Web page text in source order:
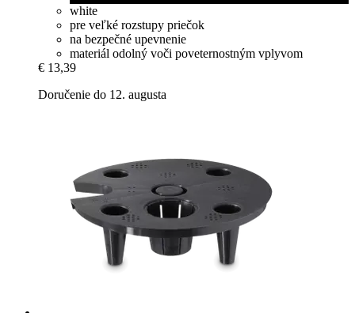
white
pre veľké rozstupy priečok
na bezpečné upevnenie
materiál odolný voči poveternostným vplyvom
€ 13,39
Doručenie do 12. augusta